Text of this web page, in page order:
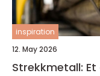
inspiration
12. May 2026
Strekkmetall: